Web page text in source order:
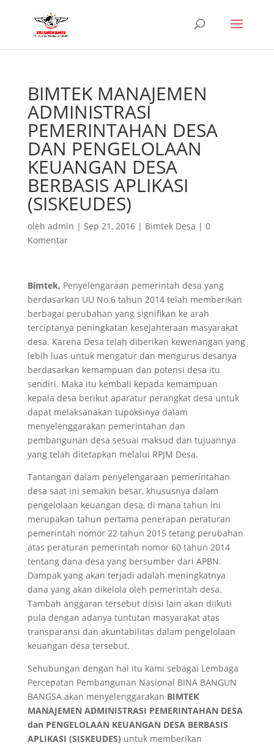
BIMTEK MANAJEMEN
ADMINISTRASI
PEMERINTAHAN DESA
DAN PENGELOLAAN
KEUANGAN DESA
BERBASIS APLIKASI
(SISKEUDES)
oleh admin | Sep 21, 2016| Bimtek Desa | 0
Komentar
Bimtek, Penyelengaraan pemerintah desa yang
berdasarkan UU No.6 tahun 2014 telah memberikan
berbagai perubahan yang signifikan ke arah
terciptanya peningkatan kesejahteraan masyarakat
desa. Karena Desa telah diberikan kewenangan yang
lebih luas untuk mengatur dan mengurus desanya
berdasarkan kemampuan dan potensi desa itu
sendiri. Maka itu kembali kepada kemampuan
kepala desa berikut aparatur perangkat desa untuk
dapat melaksanakan tupoksinya dalam
menyelenggarakan pemerintahan dan
pembangunan desa sesuai maksud dan tujuannya
yang telah ditetapkan melalui RPJM Desa.
Tantangan dalam penyelengaraan pemerintahan
desa saat ini semakin besar, khususnya dalam
pengelolaan keuangan desa, di mana tahun ini
merupakan tahun pertama penerapan peraturan
pemerintah nomor 22 tahun 2015 tetang perubahan
atas peraturan pemerintah nomor 60 tahun 2014
tentang dana desa yang bersumber dari APBN.
Dampak yang akan terjadi adalah meningkatnya
dana yang akan dikelola oleh pemerintah desa.
Tambah anggaran tersebut disisi lain akan diikuti
pula dengan adanya tuntutan masyarakat atas
transparansi dan akuntabilitas dalam pengelolaan
keuangan desa tersebut.
Sehubungan dengan hal itu kami sebagai Lembaga
Percepatan Pembangunan Nasional BINA BANGUN
BANGSA akan menyelenggarakan BIMTEK
MANAJEMEN ADMINISTRASI PEMERINTAHAN DESA
dan PENGELOLAAN KEUANGAN DESA BERBASIS
APLIKASI (SISKEUDES) untuk memberikan